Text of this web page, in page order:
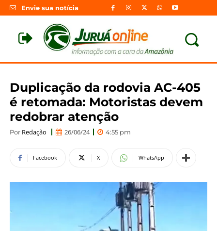
Envie sua notícia
Duplicação da rodovia AC-405
é retomada: Motoristas devem
redobrar atenção
Por Redação 26/06/24 4:55 pm
Facebook X WhatsApp